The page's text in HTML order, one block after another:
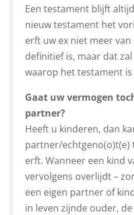
Een testament blijft
nieuw testament het
erft uw ex niet meer
definitief is, maar dat
waarop het testament
Gaat uw vermogen
partner?
Heeft u kinderen, dan
partner/echtgeno(o)t(e)
erft. Wanneer een kind
vervolgens overlijdt –
een eigen partner of
in leven zijnde ouder,